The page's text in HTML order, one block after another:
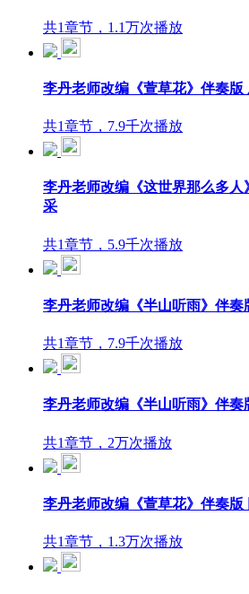
共1章节，1.1万次播放
李丹老师改编《萱草花》伴奏版
共1章节，7.9千次播放
李丹老师改编《这世界那么多
采
共1章节，5.9千次播放
李丹老师改编《半山听雨》伴奏
共1章节，7.9千次播放
李丹老师改编《半山听雨》伴
共1章节，2万次播放
李丹老师改编《萱草花》伴奏版
共1章节，1.3万次播放